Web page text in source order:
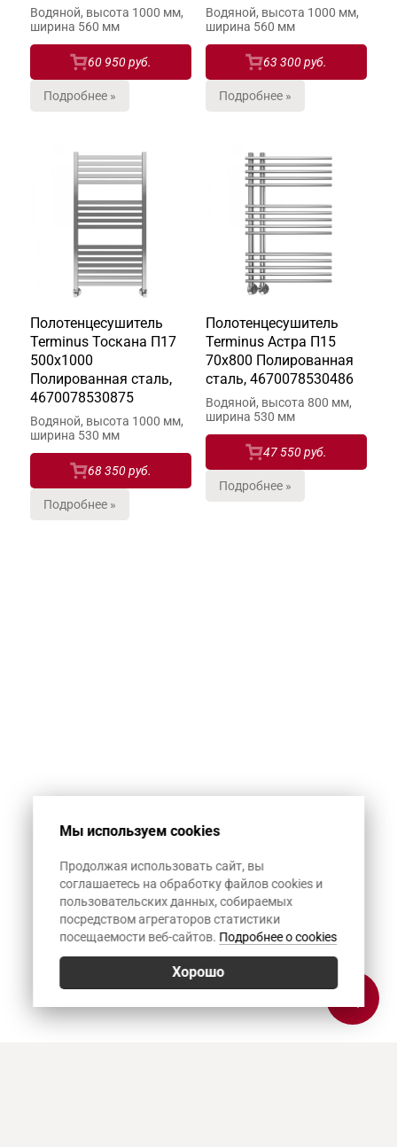
Водяной, высота 1000 мм,
ширина 560 мм
60 950 руб.
Подробнее »
Водяной, высота 1000 мм,
ширина 560 мм
63 300 руб.
Подробнее »
Полотенцесушитель
Terminus Тоскана П17
500х1000
Полированная сталь,
4670078530875
Водяной, высота 1000 мм,
ширина 530 мм
68 350 руб.
Подробнее »
Полотенцесушитель
Terminus Астра П15
70х800 Полированная
сталь, 4670078530486
Водяной, высота 800 мм,
ширина 530 мм
47 550 руб.
Подробнее »
Мы используем cookies
Продолжая использовать сайт, вы
соглашаетесь на обработку файлов cookies и
пользовательских данных, собираемых
посредством агрегаторов статистики
посещаемости веб-сайтов. Подробнее о cookies
Хорошо